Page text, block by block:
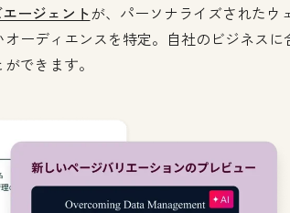
ージェントが、パーソナライズされたウ
ーディエンスを特定。自社のビジネスに
できます。